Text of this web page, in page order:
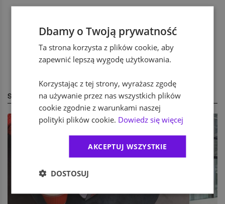
STREFA EKSPERTA
Dbamy o Twoją prywatność
Ta strona korzysta z plików cookie, aby
zapewnić lepszą wygodę użytkowania.
Korzystając z tej strony, wyrażasz zgodę
na używanie przez nas wszystkich plików
cookie zgodnie z warunkami naszej
polityki plików cookie. Dowiedz się więcej
AKCEPTUJ WSZYSTKIE
DOSTOSUJ